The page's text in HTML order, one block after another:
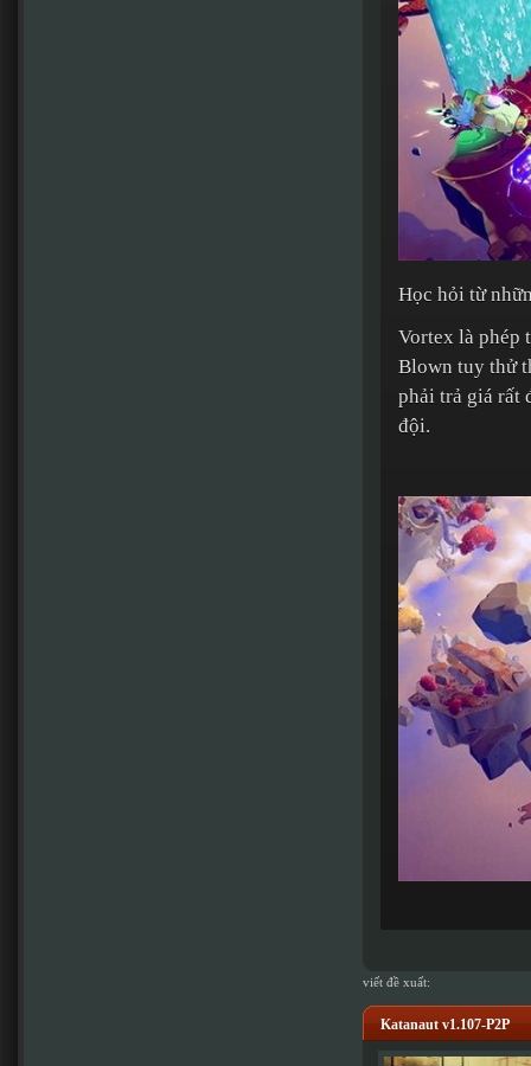
Học hỏi từ
Vortex là phép
Blown tuy thử
phải trả giá rất
đội.
viết đề xuất:
Katanaut v1.107-P2P